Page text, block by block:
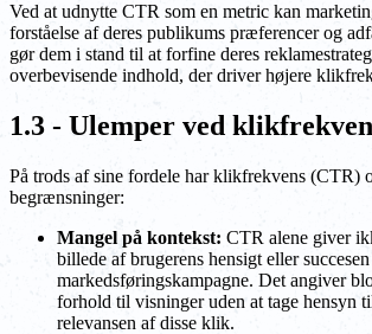
Ved at udnytte CTR som en metric kan
forståelse af deres publikums præferencer og
gør dem i stand til at forfine deres
overbevisende indhold, der driver højere
1.3 - Ulemper ved
På trods af sine fordele har klikfrekvens (CTR)
begrænsninger:
Mangel på kontekst: CTR alene giver
billede af brugerens hensigt eller
markedsføringskampagne. Det angiver
forhold til visninger uden at tage hensyn
relevansen af disse klik.